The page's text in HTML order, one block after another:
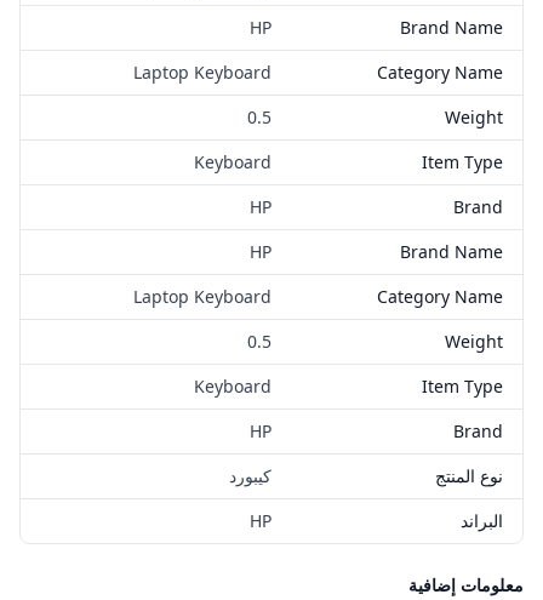
Brand Name
HP
Category Name
Laptop Keyboard
Weight
0.5
Item Type
Keyboard
Brand
HP
Brand Name
HP
Category Name
Laptop Keyboard
Weight
0.5
Item Type
Keyboard
Brand
HP
نوع المنتج
كيبورد
البراند
HP
معلومات إضافية